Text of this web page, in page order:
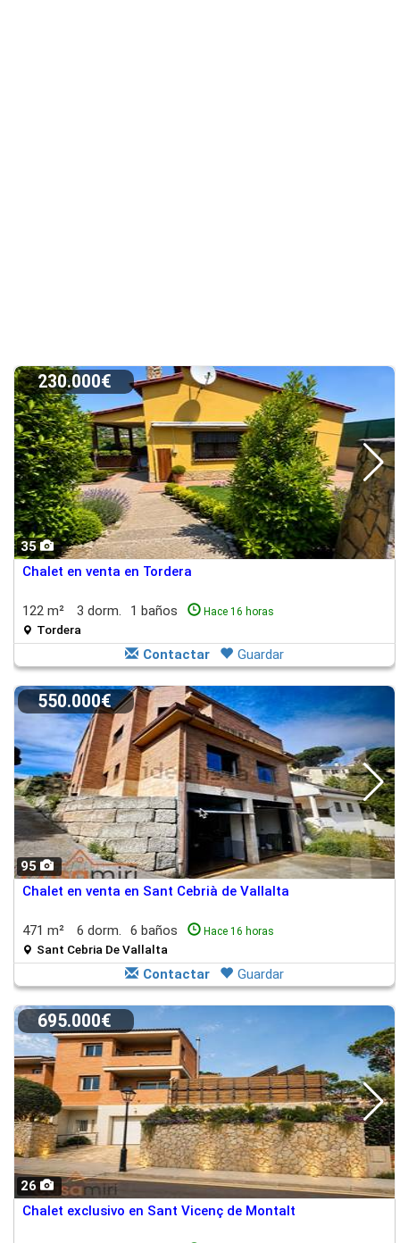
35
230.000€
Chalet en venta en Tordera
122 m² 3 dorm. 1 baños Hace 16 horas
Tordera
Contactar Guardar
95
550.000€
Chalet en venta en Sant Cebrià de Vallalta
471 m² 6 dorm. 6 baños Hace 16 horas
Sant Cebria De Vallalta
Contactar Guardar
26
695.000€
Chalet exclusivo en Sant Vicenç de Montalt